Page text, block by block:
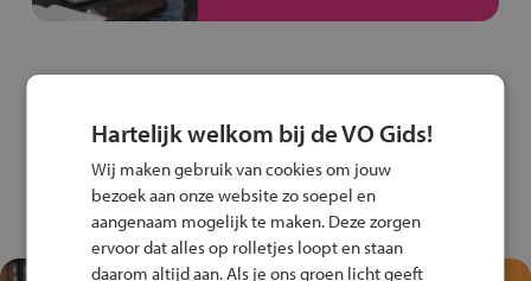
Hartelijk welkom bij de VO Gids!
Wij maken gebruik van cookies om jouw
bezoek aan onze website zo soepel en
aangenaam mogelijk te maken. Deze zorgen
ervoor dat alles op rolletjes loopt en staan
daarom altijd aan. Als je ons groen licht geeft